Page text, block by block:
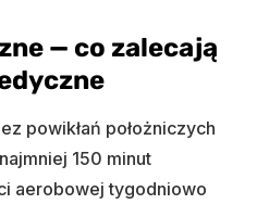
— co zalecają
powikłań położniczych
150 minut
aerobowej tygodniowo